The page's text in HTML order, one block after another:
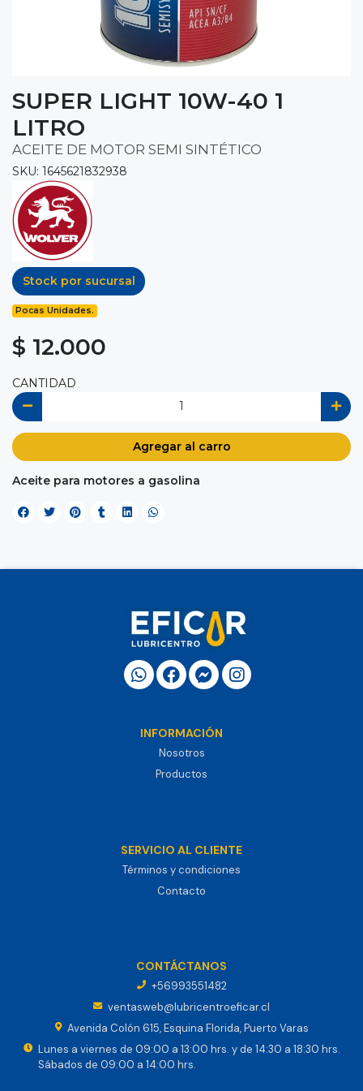
SUPER LIGHT 10W-40 1
LITRO
ACEITE DE MOTOR SEMI SINTÉTICO
SKU: 1645621832938
Stock por sucursal
Pocas Unidades.
$ 12.000
CANTIDAD
Agregar al carro
Aceite para motores a gasolina
INFORMACIÓN
Nosotros
Productos
SERVICIO AL CLIENTE
Términos y condiciones
Contacto
CONTÁCTANOS
+56993551482
ventasweb@lubricentroeficar.cl
Avenida Colón 615, Esquina Florida, Puerto Varas
Lunes a viernes de 09:00 a 13:00 hrs. y de 14:30 a 18:30 hrs.
Sábados de 09:00 a 14:00 hrs.